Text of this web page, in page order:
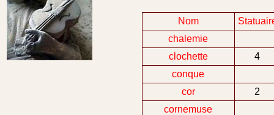
Nom
chalemie
clochette
4
conque
cor
2
cornemuse